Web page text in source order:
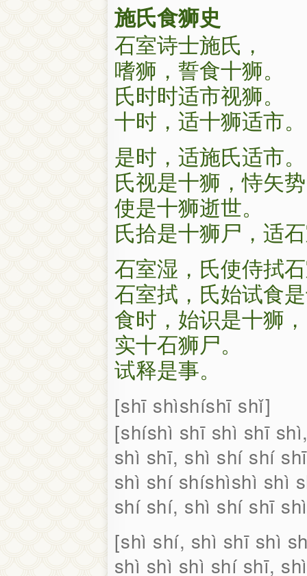
施氏食狮史
石室诗士施氏，
嗜狮，誓食十狮。
氏时时适市视狮。
十时，适十狮适市。
是时，适施氏适市。
氏视是十狮，恃矢
使是十狮逝世。
氏拾是十狮尸，适
石室湿，氏使侍拭
石室拭，氏始试食
食时，始识是十狮，
实十石狮尸。
试释是事。
shī shìshíshī shǐ
shíshì shī shì shī
shì shī, shì shí shí
shì shí shíshìshì shì
shí shí, shì shí shī
shì shí, shì shī shì
shì shì shì shí shī,